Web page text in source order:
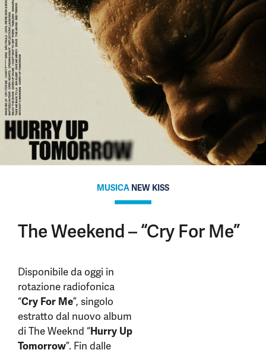
MUSICA NEW KISS
The Weekend – “Cry For Me”
Disponibile da oggi in
rotazione radiofonica
“Cry For Me”, singolo
estratto dal nuovo album
di The Weeknd “Hurry Up
Tomorrow”. Fin dalle